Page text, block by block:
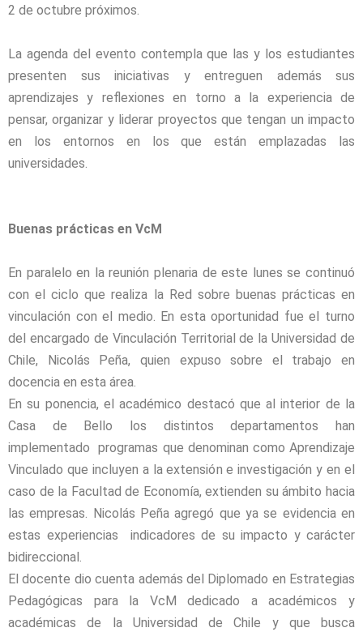
2 de octubre próximos.
La agenda del evento contempla que las y los estudiantes
presenten sus iniciativas y entreguen además sus
aprendizajes y reflexiones en torno a la experiencia de
pensar, organizar y liderar proyectos que tengan un impacto
en los entornos en los que están emplazadas las
universidades.
Buenas prácticas en VcM
En paralelo en la reunión plenaria de este lunes se continuó
con el ciclo que realiza la Red sobre buenas prácticas en
vinculación con el medio. En esta oportunidad fue el turno
del encargado de Vinculación Territorial de la Universidad de
Chile, Nicolás Peña, quien expuso sobre el trabajo en
docencia en esta área.
En su ponencia, el académico destacó que al interior de la
Casa de Bello los distintos departamentos han
implementado programas que denominan como Aprendizaje
Vinculado que incluyen a la extensión e investigación y en el
caso de la Facultad de Economía, extienden su ámbito hacia
las empresas. Nicolás Peña agregó que ya se evidencia en
estas experiencias indicadores de su impacto y carácter
bidireccional.
El docente dio cuenta además del Diplomado en Estrategias
Pedagógicas para la VcM dedicado a académicos y
académicas de la Universidad de Chile y que busca